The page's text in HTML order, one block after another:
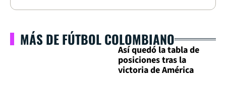
MÁS DE FÚTBOL COLOMBIANO
Así quedó la tabla de
posiciones tras la
victoria de América